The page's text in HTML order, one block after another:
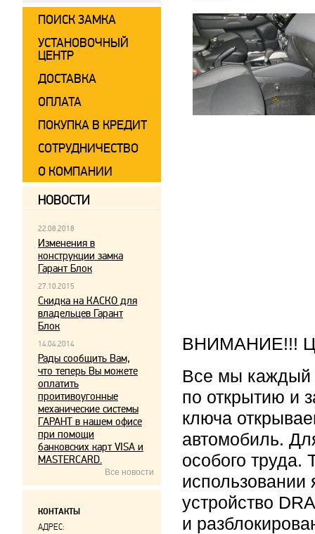
ВНИМАНИЕ!!!
Все мы каждый
по открытию и
ключа
автомобиль.
особого
использовании
устройство
и
ПОИСК ЗАМКА
УСТАНОВОЧНЫЙ
ЦЕНТР
ДОСТАВКА
ОПЛАТА
ПОКУПКА В КРЕДИТ
СОТРУДНИЧЕСТВО
О КОМПАНИИ
НОВОСТИ
22.08.2018
Изменения в
конструкции замка
Гарант Блок
27.10.2015
Скидка на КАСКО для
владельцев Гарант
Блок
14.04.2014
Рады сообщить Вам,
что теперь Вы можете
оплатить
проитивоугонные
механические системы
ГАРАНТ в нашем офисе
при помощи
банковских карт VISA и
MASTERCARD.
Все новости
КОНТАКТЫ
АДРЕС: